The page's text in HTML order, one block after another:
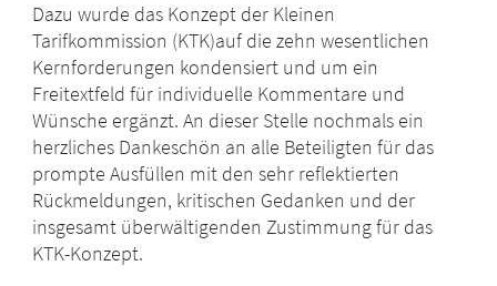
Dazu wurde das Konzept der Kleinen
Tarifkommission (KTK)auf die zehn wesentlichen
Kernforderungen kondensiert und um ein
Freitextfeld für individuelle Kommentare und
Wünsche ergänzt. An dieser Stelle nochmals ein
herzliches Dankeschön an alle Beteiligten für das
prompte Ausfüllen mit den sehr reflektierten
Rückmeldungen, kritischen Gedanken und der
insgesamt überwältigenden Zustimmung für das
KTK-Konzept.